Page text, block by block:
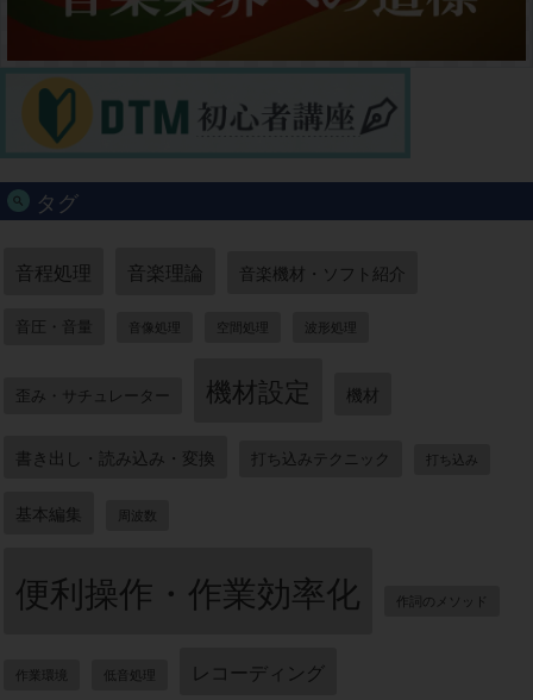
タグ
音程処理 音楽理論 音楽機材・ソフト紹介
音圧・音量 音像処理 空間処理 波形処理
歪み・サチュレーター 機材設定 機材
書き出し・読み込み・変換 打ち込みテクニック 打ち込み
基本編集 周波数
便利操作・作業効率化 作詞のメソッド
作業環境 低音処理 レコーディング